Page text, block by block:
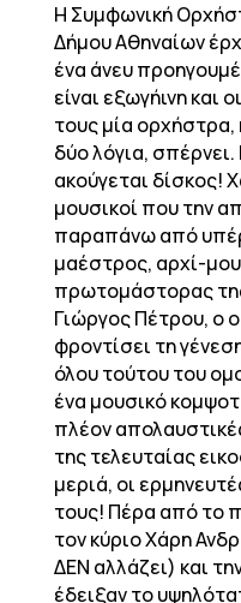
Η Συμφωνική
Δήμου Αθηναίων
ένα άνευ
είναι εξωγήινη και
τους μία
δύο λόγια,
ακούγεται δίσκος!
μουσικοί που την
παραπάνω από
μαέστρος, αρχί-
πρωτομάστορας
Γιώργος Πέτρου, ο
φροντίσει τη
όλου τούτου του
ένα μουσικό
πλέον
της τελευταίας
μεριά, οι
τους! Πέρα από το
τον κύριο Χάρη
ΔΕΝ αλλάζει) και
έδειξαν το